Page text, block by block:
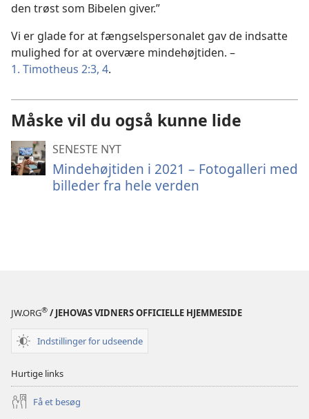
den trøst som Bibelen giver.”
Vi er glade for at fængselspersonalet gav de indsatte
mulighed for at overvære mindehøjtiden. –
1. Timotheus 2:3, 4.
Måske vil du også kunne lide
SENESTE NYT
Mindehøjtiden i 2021 – Fotogalleri med
billeder fra hele verden
JW.ORG® / JEHOVAS VIDNERS OFFICIELLE HJEMMESIDE
Indstillinger for udseende
Hurtige links
Få et besøg